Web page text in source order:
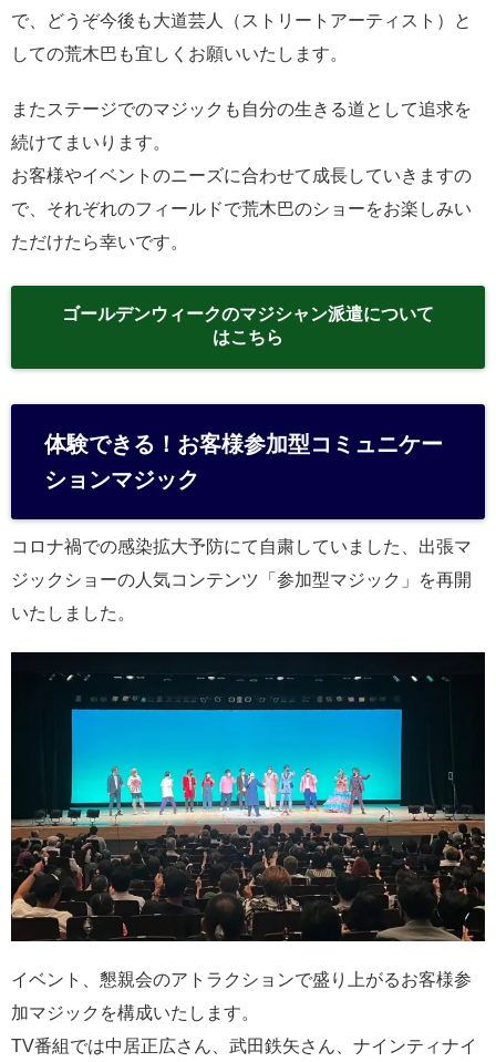
で、どうぞ今後も大道芸人（ストリートアーティスト）と
しての荒木巴も宜しくお願いいたします。
またステージでのマジックも自分の生きる道として追求を
続けてまいります。
お客様やイベントのニーズに合わせて成長していきますの
で、それぞれのフィールドで荒木巴のショーをお楽しみい
ただけたら幸いです。
ゴールデンウィークのマジシャン派遣について
はこちら
体験できる！お客様参加型コミュニケー
ションマジック
コロナ禍での感染拡大予防にて自粛していました、出張マ
ジックショーの人気コンテンツ「参加型マジック」を再開
いたしました。
イベント、懇親会のアトラクションで盛り上がるお客様参
加マジックを構成いたします。
TV番組では中居正広さん、武田鉄矢さん、ナインティナイ